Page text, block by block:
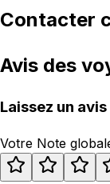
Contacter
Avis des
Laissez un
Votre Note